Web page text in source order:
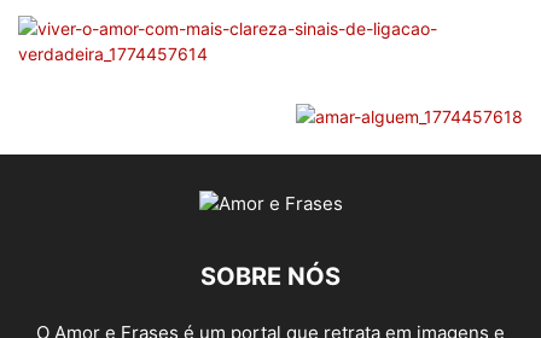
SOBRE NÓS
O Amor e Frases é um portal que retrata em imagens e